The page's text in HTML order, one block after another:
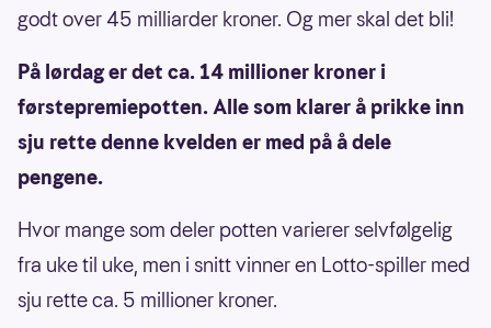
godt over 45 milliarder kroner. Og mer skal det bli!
På lørdag er det ca. 14 millioner kroner i
førstepremiepotten. Alle som klarer å prikke inn
sju rette denne kvelden er med på å dele
pengene.
Hvor mange som deler potten varierer selvfølgelig
fra uke til uke, men i snitt vinner en Lotto-spiller med
sju rette ca. 5 millioner kroner.